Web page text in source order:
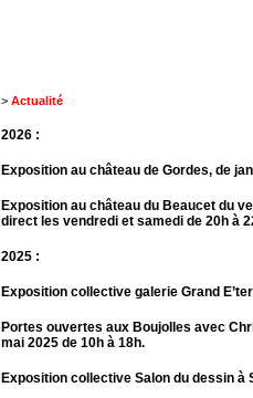
> Actualité
2026 :
Exposition au château de Gordes, de
Exposition au château du Beaucet du
direct les vendredi et samedi de 20h à
2025 :
Exposition collective galerie Grand
Portes ouvertes aux Boujolles avec
mai 2025 de 10h à 18h.
Exposition collective Salon du dessin à